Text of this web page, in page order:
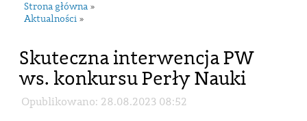
Strona główna »
Aktualności »
Skuteczna interwencja PW
ws. konkursu Perły Nauki
Opublikowano: 28.08.2023 08:52